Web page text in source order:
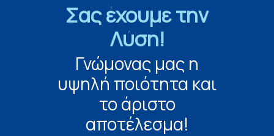
Σας έχουμε την
Λύση!
Γνώμονας μας η
υψηλή ποιότητα και
το άριστο
αποτέλεσμα!